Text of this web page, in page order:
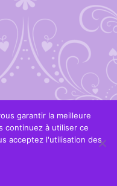
garantir la meilleure
continuez à utiliser ce
acceptez l'utilisation des